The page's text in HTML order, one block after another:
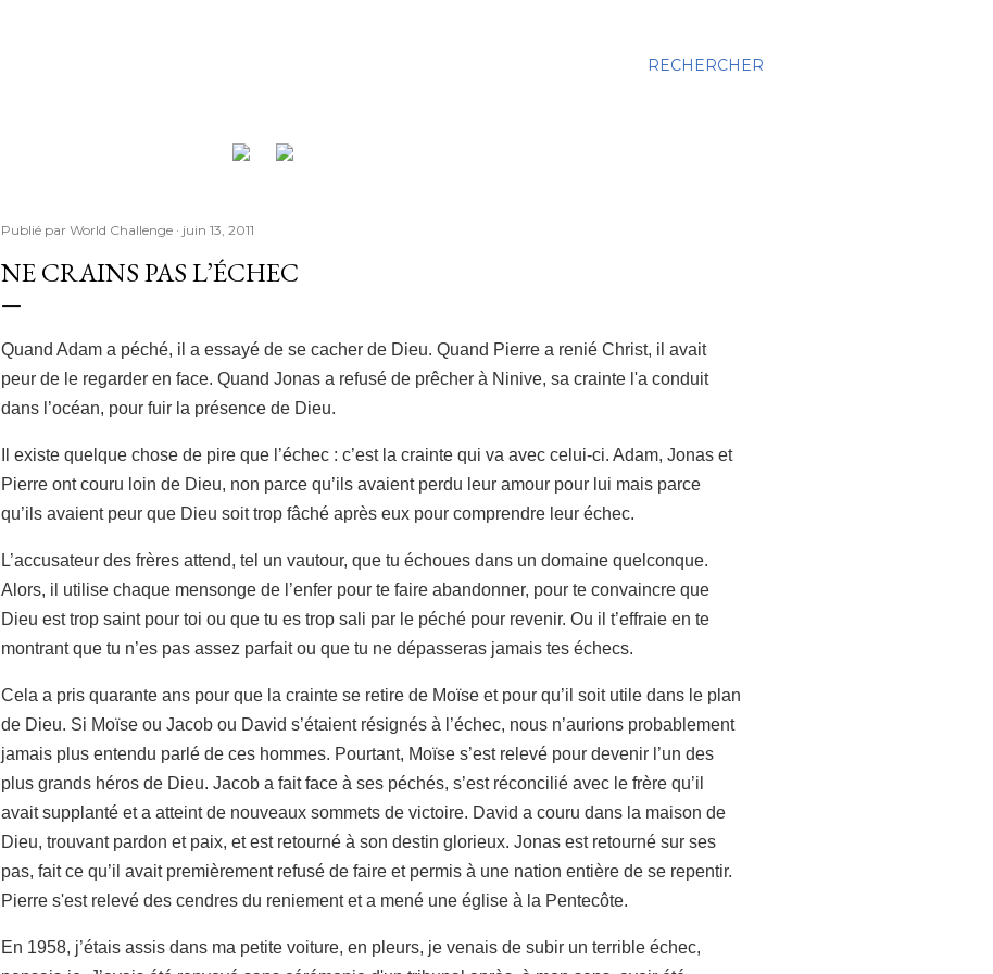
RECHERCHER
Publié par World Challenge juin 13, 2011
NE CRAINS PAS L’ÉCHEC
Quand Adam a péché, il a essayé de se cacher de Dieu. Quand Pierre a renié Christ, il avait
peur de le regarder en face. Quand Jonas a refusé de prêcher à Ninive, sa crainte l'a conduit
dans l’océan, pour fuir la présence de Dieu.
Il existe quelque chose de pire que l’échec : c’est la crainte qui va avec celui-ci. Adam, Jonas et
Pierre ont couru loin de Dieu, non parce qu’ils avaient perdu leur amour pour lui mais parce
qu’ils avaient peur que Dieu soit trop fâché après eux pour comprendre leur échec.
L’accusateur des frères attend, tel un vautour, que tu échoues dans un domaine quelconque.
Alors, il utilise chaque mensonge de l’enfer pour te faire abandonner, pour te convaincre que
Dieu est trop saint pour toi ou que tu es trop sali par le péché pour revenir. Ou il t’effraie en te
montrant que tu n’es pas assez parfait ou que tu ne dépasseras jamais tes échecs.
Cela a pris quarante ans pour que la crainte se retire de Moïse et pour qu’il soit utile dans le plan
de Dieu. Si Moïse ou Jacob ou David s’étaient résignés à l’échec, nous n’aurions probablement
jamais plus entendu parlé de ces hommes. Pourtant, Moïse s’est relevé pour devenir l’un des
plus grands héros de Dieu. Jacob a fait face à ses péchés, s’est réconcilié avec le frère qu’il
avait supplanté et a atteint de nouveaux sommets de victoire. David a couru dans la maison de
Dieu, trouvant pardon et paix, et est retourné à son destin glorieux. Jonas est retourné sur ses
pas, fait ce qu’il avait premièrement refusé de faire et permis à une nation entière de se repentir.
Pierre s'est relevé des cendres du reniement et a mené une église à la Pentecôte.
En 1958, j’étais assis dans ma petite voiture, en pleurs, je venais de subir un terrible échec,